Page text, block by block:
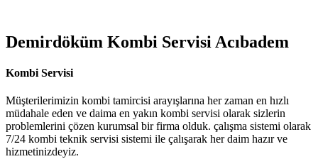
Demirdöküm Kombi Servisi Acıbadem
Kombi Servisi
Müşterilerimizin kombi tamircisi arayışlarına her zaman en hızlı
müdahale eden ve daima en yakın kombi servisi olarak sizlerin
problemlerini çözen kurumsal bir firma olduk. çalışma sistemi olarak
7/24 kombi teknik servisi sistemi ile çalışarak her daim hazır ve
hizmetinizdeyiz.